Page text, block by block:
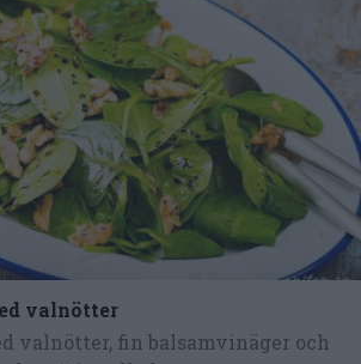
valnötter
valnötter, fin balsamvinäger och